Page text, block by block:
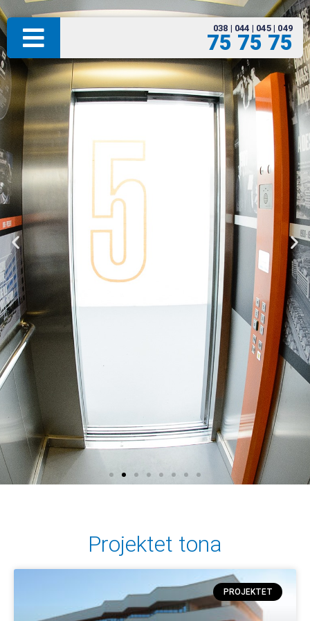
038 | 044 | 045 | 049
75 75 75
Projektet tona
PROJEKTET